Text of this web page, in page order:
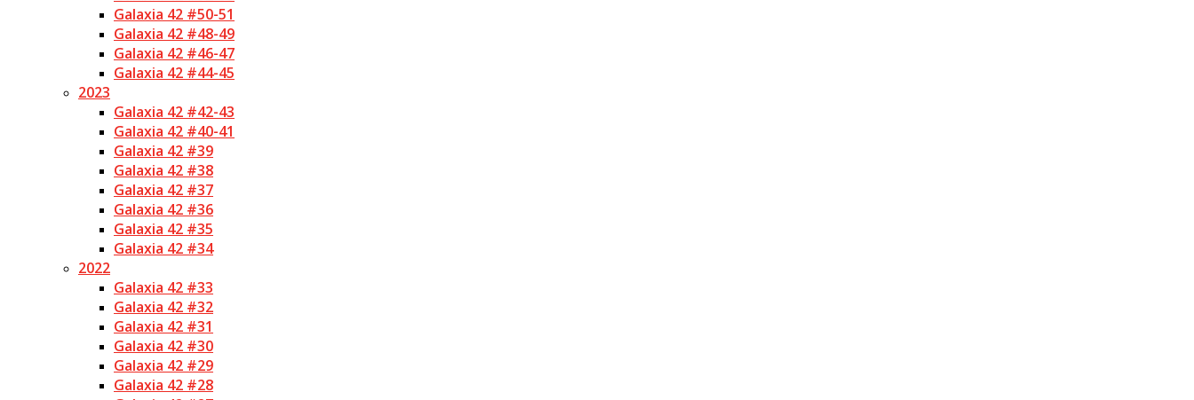
Galaxia 42 #50-51
Galaxia 42 #48-49
Galaxia 42 #46-47
Galaxia 42 #44-45
2023
Galaxia 42 #42-43
Galaxia 42 #40-41
Galaxia 42 #39
Galaxia 42 #38
Galaxia 42 #37
Galaxia 42 #36
Galaxia 42 #35
Galaxia 42 #34
2022
Galaxia 42 #33
Galaxia 42 #32
Galaxia 42 #31
Galaxia 42 #30
Galaxia 42 #29
Galaxia 42 #28